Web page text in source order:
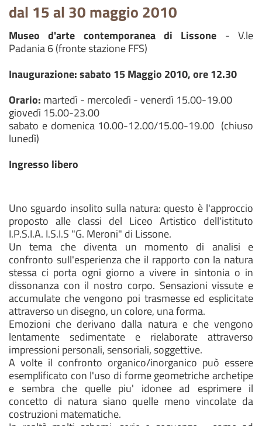
dal 15 al 30 maggio 2010
Museo d'arte contemporanea di Lissone - V.le
Padania 6 (fronte stazione FFS)
Inaugurazione: sabato 15 Maggio 2010, ore 12.30
Orario: martedì - mercoledì - venerdì 15.00-19.00
giovedì 15.00-23.00
sabato e domenica 10.00-12.00/15.00-19.00 (chiuso
lunedì)
Ingresso libero
Uno sguardo insolito sulla natura: questo è l'approccio
proposto alle classi del Liceo Artistico dell'istituto
I.P.S.I.A. I.S.I.S "G. Meroni" di Lissone.
Un tema che diventa un momento di analisi e
confronto sull'esperienza che il rapporto con la natura
stessa ci porta ogni giorno a vivere in sintonia o in
dissonanza con il nostro corpo. Sensazioni vissute e
accumulate che vengono poi trasmesse ed esplicitate
attraverso un disegno, un colore, una forma.
Emozioni che derivano dalla natura e che vengono
lentamente sedimentate e rielaborate attraverso
impressioni personali, sensoriali, soggettive.
A volte il confronto organico/inorganico può essere
esemplificato con l'uso di forme geometriche archetipe
e sembra che quelle piu' idonee ad esprimere il
concetto di natura siano quelle meno vincolate da
costruzioni matematiche.